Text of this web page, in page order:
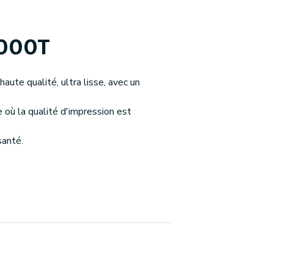
qualité, ultra lisse, avec un
où la qualité d'impression est